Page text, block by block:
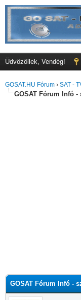
Üdvözöllek, Vendég!
GOSAT.HU Fórum › SAT -
GOSAT Fórum Infó -
GOSAT Fórum Infó -